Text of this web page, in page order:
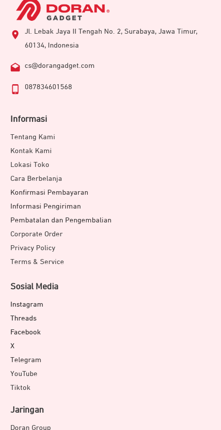
Jl. Lebak Jaya II Tengah No. 2, Surabaya, Jawa Timur,
60134, Indonesia
cs@dorangadget.com
087834601568
Informasi
Tentang Kami
Kontak Kami
Lokasi Toko
Cara Berbelanja
Konfirmasi Pembayaran
Informasi Pengiriman
Pembatalan dan Pengembalian
Corporate Order
Privacy Policy
Terms & Service
Sosial Media
Instagram
Threads
Facebook
X
Telegram
YouTube
Tiktok
Jaringan
Doran Group